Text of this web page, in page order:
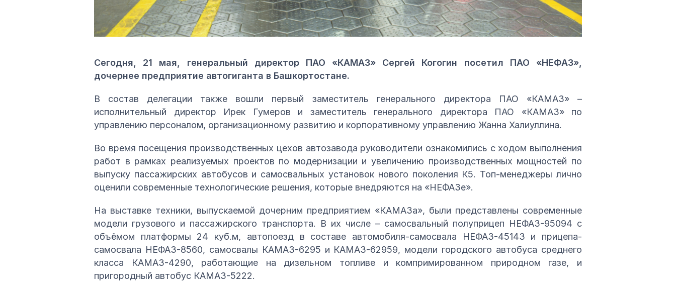
Сегодня, 21 мая, генеральный директор ПАО «КАМАЗ» Сергей Когогин посетил ПАО «НЕФАЗ»,
дочернее предприятие автогиганта в Башкортостане.
В состав делегации также вошли первый заместитель генерального директора ПАО «КАМАЗ» –
исполнительный директор Ирек Гумеров и заместитель генерального директора ПАО «КАМАЗ» по
управлению персоналом, организационному развитию и корпоративному управлению Жанна Халиуллина.
Во время посещения производственных цехов автозавода руководители ознакомились с ходом выполнения
работ в рамках реализуемых проектов по модернизации и увеличению производственных мощностей по
выпуску пассажирских автобусов и самосвальных установок нового поколения К5. Топ-менеджеры лично
оценили современные технологические решения, которые внедряются на «НЕФАЗе».
На выставке техники, выпускаемой дочерним предприятием «КАМАЗа», были представлены современные
модели грузового и пассажирского транспорта. В их числе – самосвальный полуприцеп НЕФАЗ-95094 с
объёмом платформы 24 куб.м, автопоезд в составе автомобиля-самосвала НЕФАЗ-45143 и прицепа-
самосвала НЕФАЗ-8560, самосвалы КАМАЗ-6295 и КАМАЗ-62959, модели городского автобуса среднего
класса КАМАЗ-4290, работающие на дизельном топливе и компримированном природном газе, и
пригородный автобус КАМАЗ-5222.